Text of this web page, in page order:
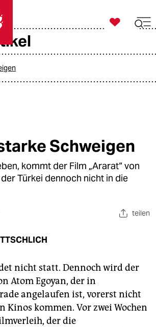

taz zahl ich
Schweigen
kommt der Film „Ararat“ von
Türkei dennoch nicht in die
teilen
nicht statt. Dennoch wird der
Atom Egoyan, der in
angelaufen ist, vorerst nicht
Kinos kommen. Vor zwei Wochen
der die